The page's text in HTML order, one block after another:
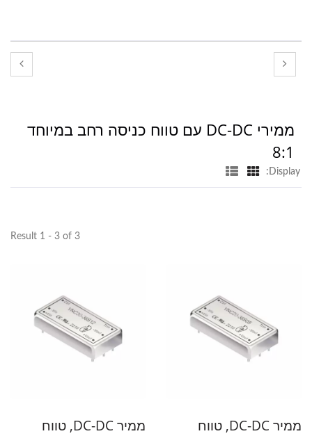
ממירי DC-DC עם טווח כניסה רחב במיוחד
8:1
Display:
Result 1 - 3 of 3
ממיר DC-DC, טווח
ממיר DC-DC, טווח